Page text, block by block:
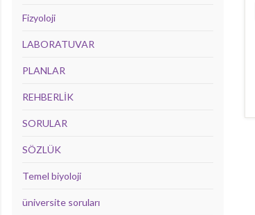
Fizyoloji
LABORATUVAR
PLANLAR
REHBERLİK
SORULAR
SÖZLÜK
Temel biyoloji
üniversite soruları